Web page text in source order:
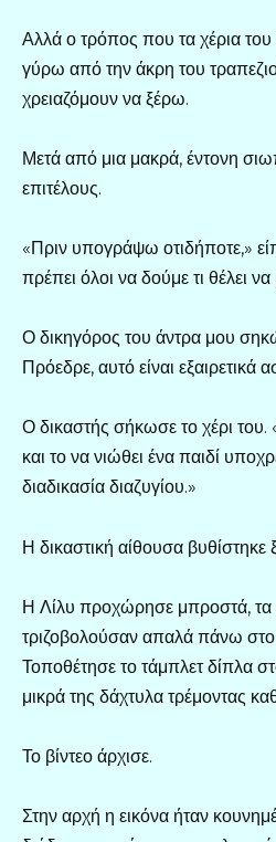
Αλλά ο τρόπος που τα χέρια
γύρω από την άκρη του
χρειαζόμουν να ξέρω.
Μετά από μια μακρά, έντονη
επιτέλους.
«Πριν υπογράψω οτιδήποτε,»
πρέπει όλοι να δούμε τι θέλει να
Ο δικηγόρος του άντρα μου
Πρόεδρε, αυτό είναι εξαιρετικά
Ο δικαστής σήκωσε το χέρι του.
και το να νιώθει ένα παιδί
διαδικασία διαζυγίου.»
Η δικαστική αίθουσα
Η Λίλυ προχώρησε μπροστά, τα
τριζοβολούσαν απαλά πάνω
Τοποθέτησε το τάμπλετ δίπλα
μικρά της δάχτυλα τρέμοντας
Το βίντεο άρχισε.
Στην αρχή η εικόνα ήταν